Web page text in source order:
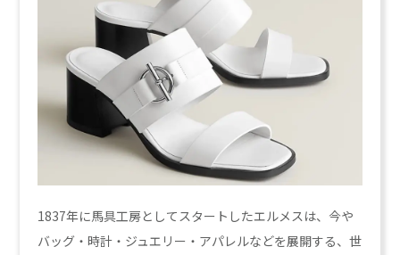
1837年に馬具工房としてスタートしたエルメスは、今や
バッグ・時計・ジュエリー・アパレルなどを展開する、世